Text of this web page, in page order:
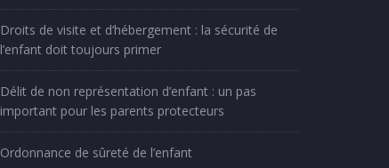
Droits de visite et d’hébergement : la sécurité de
l’enfant doit toujours primer
Délit de non représentation d’enfant : un pas
important pour les parents protecteurs
Ordonnance de sûreté de l’enfant